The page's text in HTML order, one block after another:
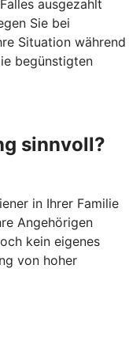
ausgezahlt
Sie bei
Situation während
begünstigten
sinnvoll?
in Ihrer Familie
Angehörigen
kein eigenes
von hoher